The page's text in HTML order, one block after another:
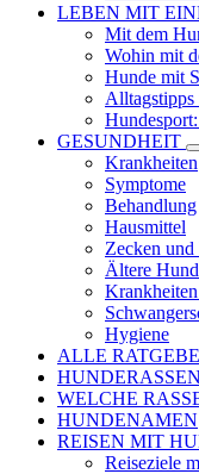
LEBEN MIT
Mit dem
Wohin mit
Hunde mit
GESUNDHEIT
Krankheiten
Symptome
Behandlung
Hausmittel
Zecken und
Ältere
Hygiene
ALLE
HUNDERASSEN
WELCHE
HUNDENAMEN
REISEN MIT
Reiseziele